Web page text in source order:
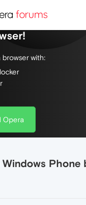
the web, with a
browser with:
Opera
Phone